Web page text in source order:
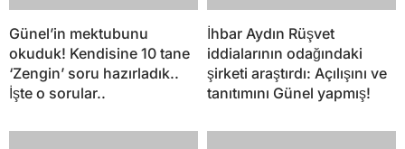
Günel’in mektubunu
okuduk! Kendisine 10 tane
‘Zengin’ soru hazırladık..
İşte o sorular..
İhbar Aydın Rüşvet
iddialarının odağındaki
şirketi araştırdı: Açılışını ve
tanıtımını Günel yapmış!